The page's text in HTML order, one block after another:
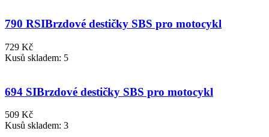
790 RSIBrzdové destičky SBS pro motocykl
729 Kč
Kusů skladem: 5
694 SIBrzdové destičky SBS pro motocykl
509 Kč
Kusů skladem: 3